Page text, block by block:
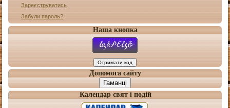
Зареєструватись
Забули пароль?
Наша кнопка
Допомога сайту
Гаманці
Календар свят і подій